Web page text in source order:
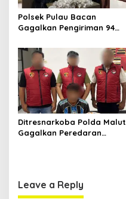
Polsek Pulau Bacan
Gagalkan Pengiriman 94
Tikus di Pelabuhan Kupal
Ditresnarkoba Polda Malut
Gagalkan Peredaran
Leave a Reply